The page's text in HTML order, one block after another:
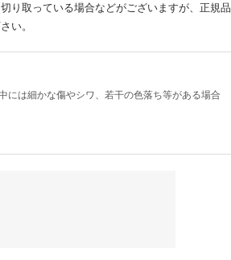
り取っている場合などがございますが、正規品
い。
には細かな傷やシワ、若干の色落ち等がある場合